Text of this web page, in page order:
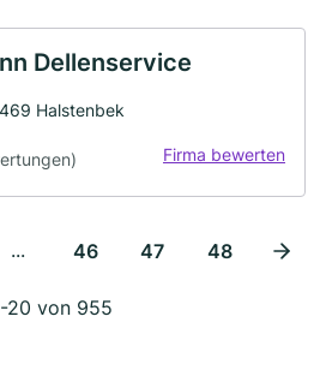
Dellenservice
Halstenbek
Firma bewerten
... 46 47 48
20 von 955